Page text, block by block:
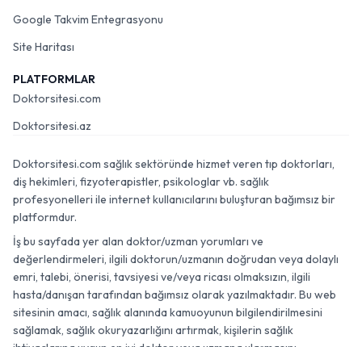
Google Takvim Entegrasyonu
Site Haritası
PLATFORMLAR
Doktorsitesi.com
Doktorsitesi.az
Doktorsitesi.com sağlık sektöründe hizmet veren tıp doktorları,
diş hekimleri, fizyoterapistler, psikologlar vb. sağlık
profesyonelleri ile internet kullanıcılarını buluşturan bağımsız bir
platformdur.
İş bu sayfada yer alan doktor/uzman yorumları ve
değerlendirmeleri, ilgili doktorun/uzmanın doğrudan veya dolaylı
emri, talebi, önerisi, tavsiyesi ve/veya ricası olmaksızın, ilgili
hasta/danışan tarafından bağımsız olarak yazılmaktadır. Bu web
sitesinin amacı, sağlık alanında kamuoyunun bilgilendirilmesini
sağlamak, sağlık okuryazarlığını artırmak, kişilerin sağlık